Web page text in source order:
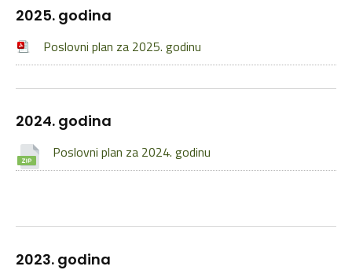
2025. godina
Poslovni plan za 2025. godinu
2024. godina
Poslovni plan za 2024. godinu
2023. godina